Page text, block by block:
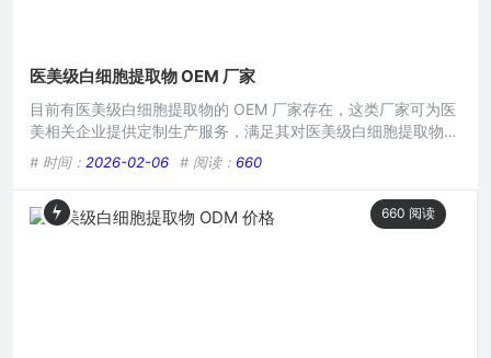
医美级白细胞提取物 OEM 厂家
目前有医美级白细胞提取物的 OEM 厂家存在，这类厂家可为医
美相关企业提供定制生产服务，满足其对医美级白细胞提取物产
品的需求，在医美产业中，白细胞提取物可能在肌肤修复、抗衰
等方面发挥作用，OEM 模式能助力企业快速推出符合自身品牌
定位的产品，推动医美相关产品的生产与发展。在当今医美行业
蓬勃发展的大背景下,白细胞提取物作为一种颇具潜力的成分，
# 时间： 2026-02-06 # 阅读： 660
660 阅读